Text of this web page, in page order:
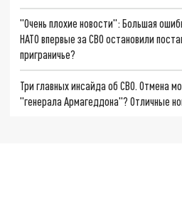
"Очень плохие новости": Большая
НАТО впервые за СВО остановили
приграничье?
Три главных инсайда об СВО. Отмена
"генерала Армагеддона"? Отличные